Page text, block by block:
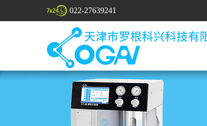
022-27639241